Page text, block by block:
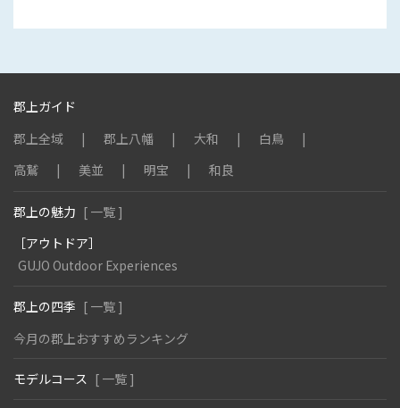
郡上ガイド
郡上全域
郡上八幡 大和
白鳥
高鷲
美並 明宝 和良
郡上の魅力 [ 一覧 ]
［アウトドア］
GUJO Outdoor Experiences
郡上の四季 [ 一覧 ]
今月の郡上おすすめランキング
モデルコース [ 一覧 ]